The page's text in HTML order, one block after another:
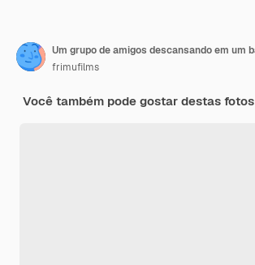
frimufilms
Você também pode gostar destas fotos